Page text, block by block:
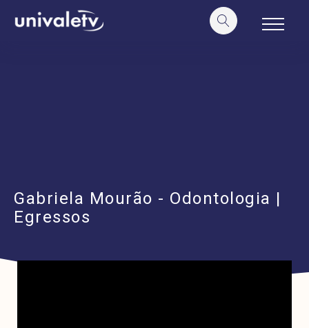
conteúdo
Gabriela Mourão - Odontologia |
Egressos